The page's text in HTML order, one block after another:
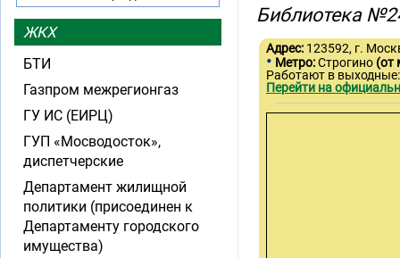
Библиотека
Адрес: 123592, г.
• Метро:Строгино (от
Работают в
Перейти на
ЖКХ
БТИ
Газпром межрегионгаз
ГУ ИС (ЕИРЦ)
ГУП «Мосводосток»,
диспетчерские
Департамент жилищной
политики (присоединен к
Департаменту городского
имущества)